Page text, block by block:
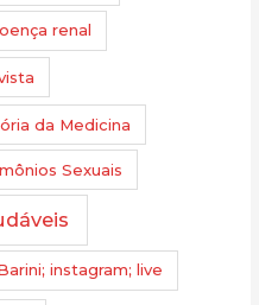
renal
da Medicina
Sexuais
instagram; live